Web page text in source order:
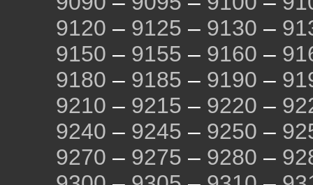
9120 – 9125 – 9130 –
9150 – 9155 – 9160 –
9180 – 9185 – 9190 –
9210 – 9215 – 9220 –
9240 – 9245 – 9250 –
9270 – 9275 – 9280 –